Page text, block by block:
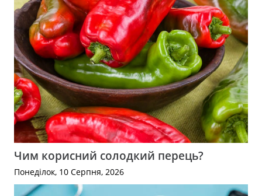
Чим корисний солодкий перець?
Понеділок, 10 Серпня, 2026